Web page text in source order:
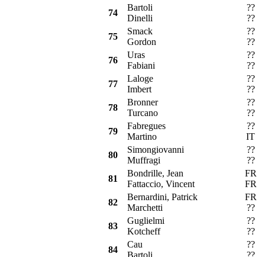
74
Bartoli
Dinelli
??
??
75
Smack
Gordon
??
??
76
Uras
Fabiani
??
??
77
Laloge
Imbert
??
??
78
Bronner
Turcano
??
??
79
Fabregues
Martino
??
IT
80
Simongiovanni
Muffragi
??
??
81
Bondrille, Jean
Fattaccio, Vincent
FR
FR
82
Bernardini, Patrick
Marchetti
FR
??
83
Guglielmi
Kotcheff
??
??
84
Cau
Bartoli
??
??